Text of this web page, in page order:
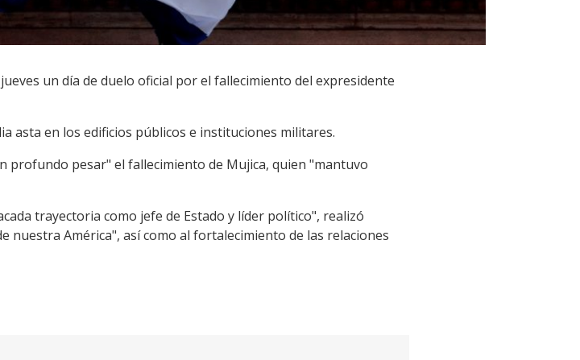
un día de duelo oficial por el fallecimiento del expresidente
asta en los edificios públicos e instituciones militares.
profundo pesar" el fallecimiento de Mujica, quien "mantuvo
trayectoria como jefe de Estado y líder político", realizó
América", así como al fortalecimiento de las relaciones